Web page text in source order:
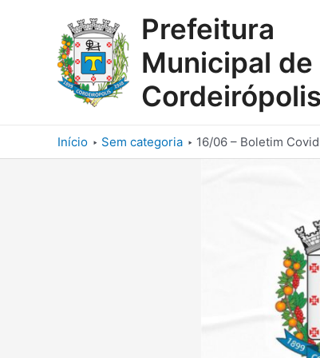
Prefeitura
Municipal de
Cordeirópolis
Início Sem categoria 16/06 – Boletim